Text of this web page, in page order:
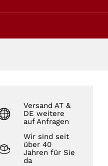
Versand AT &
DE weitere
auf Anfragen
Wir sind seit
über 40
Jahren für Sie
da